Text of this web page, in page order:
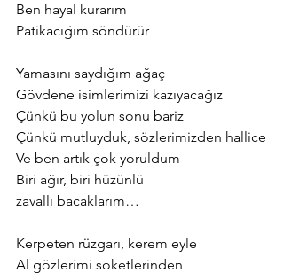
Ben hayal kurarım
Patikacığım söndürür
Yamasını saydığım ağaç
Gövdene isimlerimizi kazıyacağız
Çünkü bu yolun sonu bariz
Çünkü mutluyduk, sözlerimizden hallice
Ve ben artık çok yoruldum
Biri ağır, biri hüzünlü
zavallı bacaklarım…
Kerpeten rüzgarı, kerem eyle
Al gözlerimi soketlerinden